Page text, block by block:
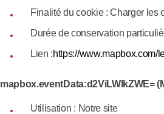
Finalité du cookie : Charger les
Durée de conservation
Lien :https://www.mapbox.com/
mapbox.eventData:d2ViLWlkZWE=
Utilisation : Notre site